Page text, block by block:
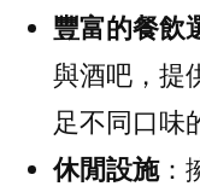
豐富的餐飲
與酒吧，提
足不同口味
休閒設施：